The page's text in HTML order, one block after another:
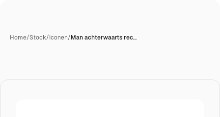
Home/Stock/Iconen/Man achterwaarts rec…